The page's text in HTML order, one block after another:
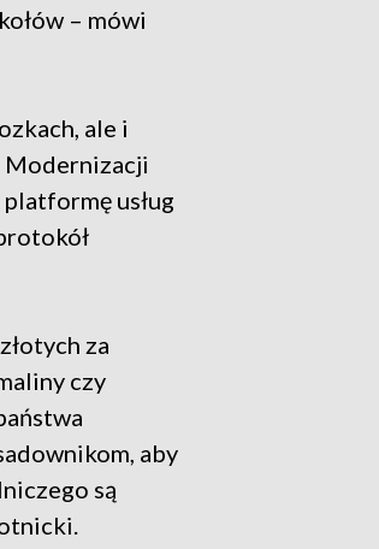
– mówi
ale i
Modernizacji
usług
za
czy
aby
są